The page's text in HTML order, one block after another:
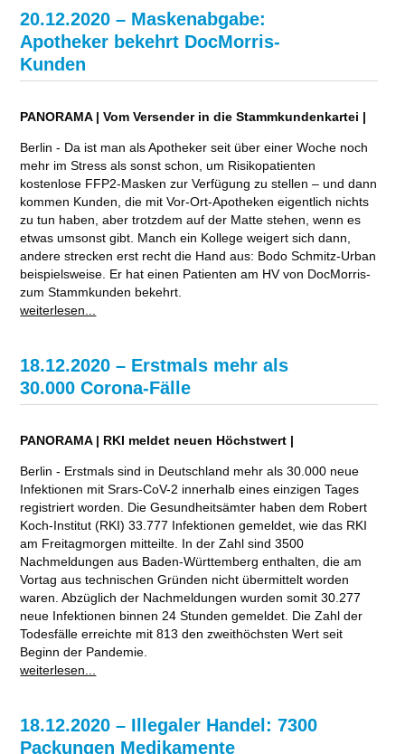
20.12.2020 – Maskenabgabe:
Apotheker bekehrt DocMorris-
Kunden
PANORAMA | Vom Versender in die Stammkundenkartei |
Berlin - Da ist man als Apotheker seit über einer Woche noch
mehr im Stress als sonst schon, um Risikopatienten
kostenlose FFP2-Masken zur Verfügung zu stellen – und dann
kommen Kunden, die mit Vor-Ort-Apotheken eigentlich nichts
zu tun haben, aber trotzdem auf der Matte stehen, wenn es
etwas umsonst gibt. Manch ein Kollege weigert sich dann,
andere strecken erst recht die Hand aus: Bodo Schmitz-Urban
beispielsweise. Er hat einen Patienten am HV von DocMorris-
zum Stammkunden bekehrt.
weiterlesen...
18.12.2020 – Erstmals mehr als
30.000 Corona-Fälle
PANORAMA | RKI meldet neuen Höchstwert |
Berlin - Erstmals sind in Deutschland mehr als 30.000 neue
Infektionen mit Srars-CoV-2 innerhalb eines einzigen Tages
registriert worden. Die Gesundheitsämter haben dem Robert
Koch-Institut (RKI) 33.777 Infektionen gemeldet, wie das RKI
am Freitagmorgen mitteilte. In der Zahl sind 3500
Nachmeldungen aus Baden-Württemberg enthalten, die am
Vortag aus technischen Gründen nicht übermittelt worden
waren. Abzüglich der Nachmeldungen wurden somit 30.277
neue Infektionen binnen 24 Stunden gemeldet. Die Zahl der
Todesfälle erreichte mit 813 den zweithöchsten Wert seit
Beginn der Pandemie.
weiterlesen...
18.12.2020 – Illegaler Handel: 7300
Packungen Medikamente